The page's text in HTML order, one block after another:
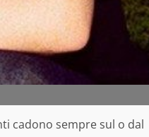
cadono sempre sul o dal